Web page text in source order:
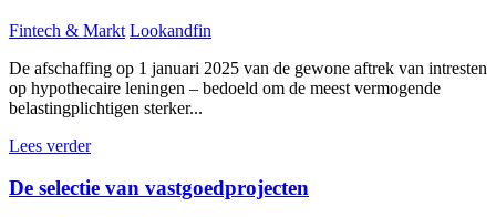
Fintech & Markt Lookandfin
De afschaffing op 1 januari 2025 van de gewone aftrek van intresten
op hypothecaire leningen – bedoeld om de meest vermogende
belastingplichtigen sterker...
Lees verder
De selectie van vastgoedprojecten